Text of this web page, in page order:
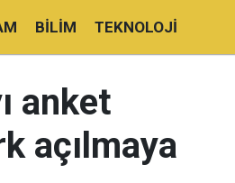
BILIM TEKNOLOJI
anket
açılmaya